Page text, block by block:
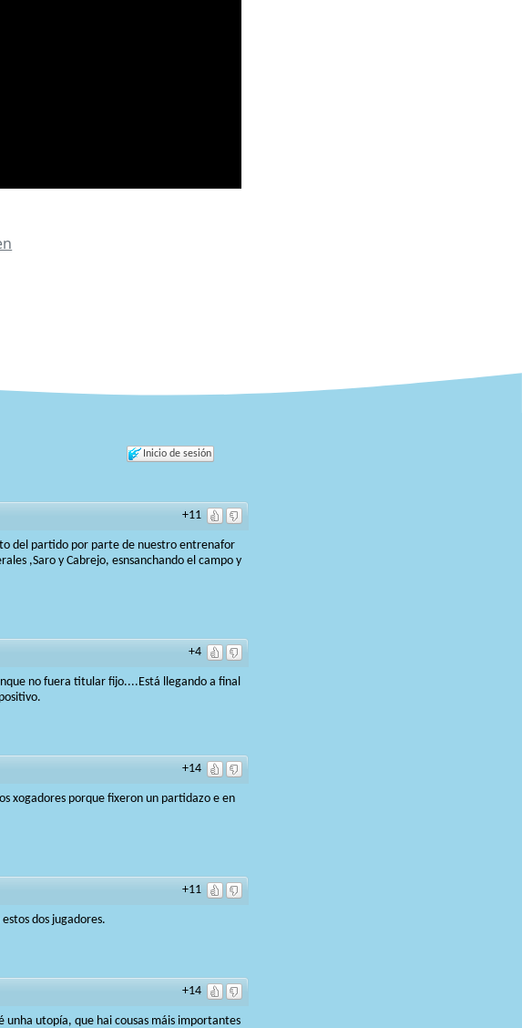
Inicio de sesión
+11
del partido por parte de nuestro entrenafor
,Saro y Cabrejo, esnsanchando el campo y
+4
no fuera titular fijo....Está llegando a final
+14
xogadores porque fixeron un partidazo e en
+11
dos jugadores.
+14
unha utopía, que hai cousas máis importantes